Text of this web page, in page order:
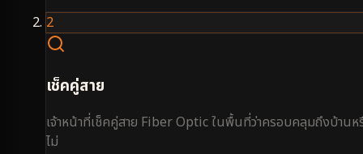
2
เช็คคู่สาย
เจ้าหน้าที่เช็คคู่สาย Fiber Optic ในพื้นที่ว่าครอบคลุมถึงบ้านห
ไม่